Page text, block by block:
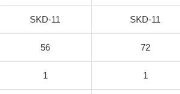
SKD-11 SKD-11
56 72
1 1